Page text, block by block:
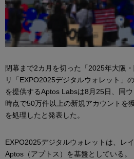
閉幕まで2カ月を切った「2025年大阪
リ「EXPO2025デジタルウォレット」
を提供するAptos Labsは8月25日、同
時点で50万件以上の新規アカウントを
を処理したと発表した。
EXPO2025デジタルウォレットは、レ
Aptos（アプトス）を基盤としている。